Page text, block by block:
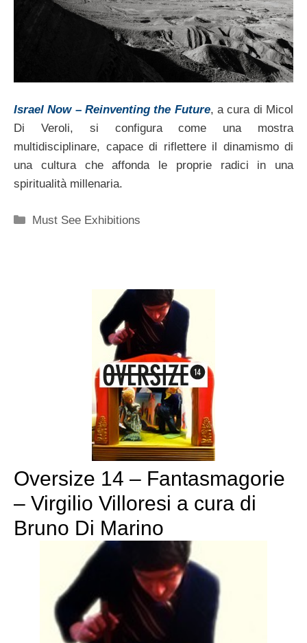
Israel Now–Reinventing the Future, a cura di Micol
Di Veroli, si configura come una mostra
multidisciplinare, capace di riflettere il dinamismo di
una cultura che affonda le proprie radici in una
spiritualità millenaria.
Categorie
Must See Exhibitions
Oversize 14 – Fantasmagorie
– Virgilio Villoresi a cura di
Bruno Di Marino